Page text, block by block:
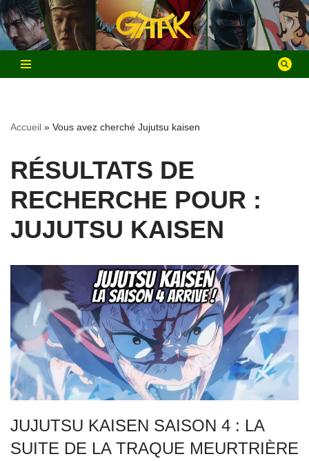
Aller
au
contenu
Accueil » Vous avez cherché Jujutsu kaisen
RÉSULTATS DE
RECHERCHE POUR :
JUJUTSU KAISEN
JUJUTSU KAISEN SAISON 4 : LA
SUITE DE LA TRAQUE MEURTRIÈRE